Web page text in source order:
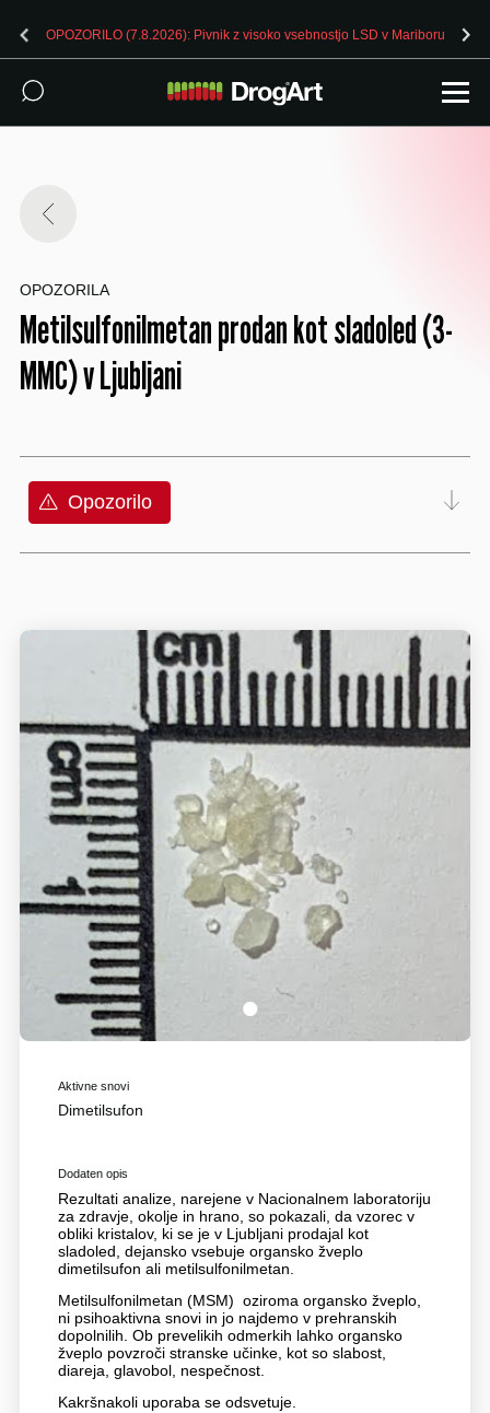
OPOZORILO (7.8.2026): Pivnik z visoko vsebnostjo LSD v Mariboru
OPOZORILA
Metilsulfonilmetan prodan kot sladoled (3-
MMC) v Ljubljani
Opozorilo
1
Aktivne snovi
Dimetilsufon
Dodaten opis
Rezultati analize, narejene v Nacionalnem laboratoriju
za zdravje, okolje in hrano, so pokazali, da vzorec v
obliki kristalov, ki se je v Ljubljani prodajal kot
sladoled, dejansko vsebuje organsko žveplo
dimetilsufon ali metilsulfonilmetan.
Metilsulfonilmetan (MSM) oziroma organsko žveplo,
ni psihoaktivna snovi in jo najdemo v prehranskih
dopolnilih. Ob prevelikih odmerkih lahko organsko
žveplo povzroči stranske učinke, kot so slabost,
diareja, glavobol, nespečnost.
Kakršnakoli uporaba se odsvetuje.